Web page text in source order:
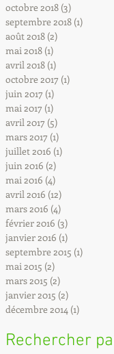
octobre 2018 (3)
septembre 2018 (1)
août 2018 (2)
mai 2018 (1)
avril 2018 (1)
octobre 2017 (1)
juin 2017 (1)
mai 2017 (1)
avril 2017 (5)
mars 2017 (1)
juillet 2016 (1)
juin 2016 (2)
mai 2016 (4)
avril 2016 (12)
mars 2016 (4)
février 2016 (3)
janvier 2016 (1)
septembre 2015 (1)
mai 2015 (2)
mars 2015 (2)
janvier 2015 (2)
décembre 2014 (1)
Rechercher